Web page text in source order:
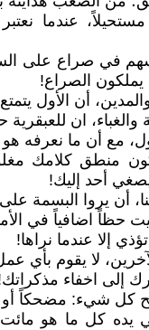
عندما
في صراع على
الصراع!
أن الأول
والغباء، ان للعبقرية
مع أن ما نعرفه
منطق كلامك
أحد إليك!
أن يروا البسمة على
حظاً اضافياً في
إلا عندما نراها!
لا يقوم بأي
إلى اخفاء
كل شيء: مضحكاً أو
يده كل ما هو